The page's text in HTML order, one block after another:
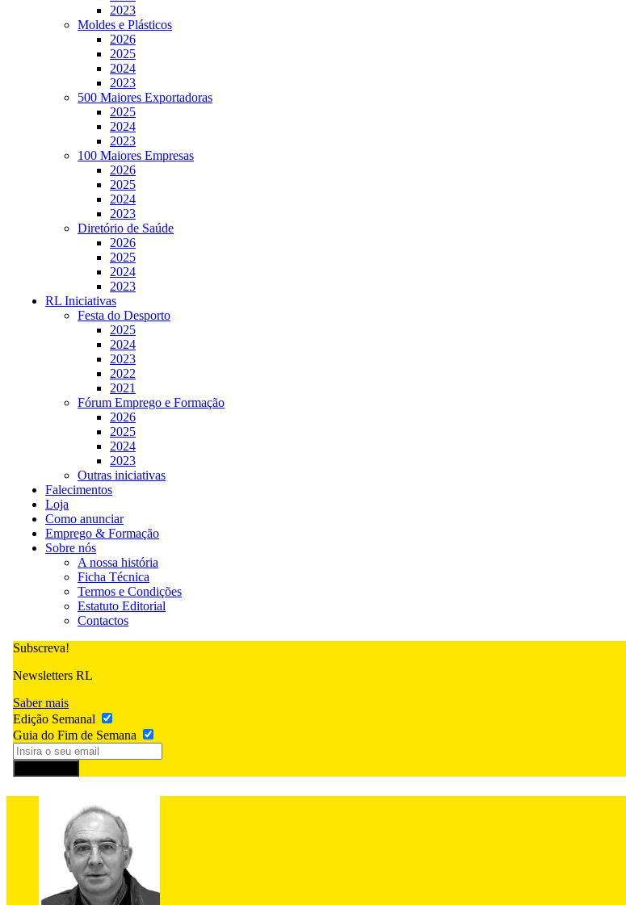
2023
Moldes e Plásticos
2026
2025
2024
2023
500 Maiores Exportadoras
2025
2024
2023
100 Maiores Empresas
2026
2025
2024
2023
Diretório de Saúde
2026
2025
2024
2023
RL Iniciativas
Festa do Desporto
2025
2024
2023
2022
2021
Fórum Emprego e Formação
2026
2025
2024
2023
Outras iniciativas
Falecimentos
Loja
Como anunciar
Emprego & Formação
Sobre nós
A nossa história
Ficha Técnica
Termos e Condições
Estatuto Editorial
Contactos
Subscreva!
Newsletters RL
Saber mais
Edição Semanal
Guia do Fim de Semana